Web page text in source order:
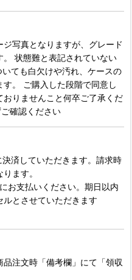
写真となりますが、グレード
状態難と表記されていない
ても白欠けや汚れ、ケースの
。 ご購入した段階で同意し
りませんこと何卒ご了承くだ
確認ください
済していただきます。請求時
ます。
お支払いください。期日以内
とさせていただきます
注文時「備考欄」にて「領収